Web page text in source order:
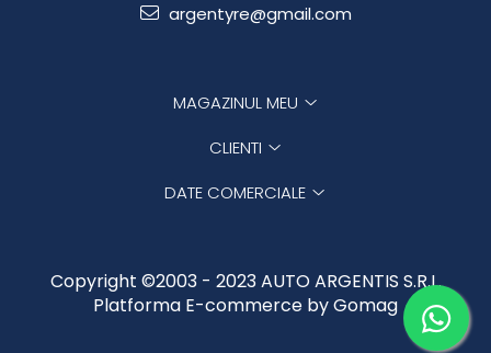
argentyre@gmail.com
MAGAZINUL MEU
CLIENTI
DATE COMERCIALE
Copyright ©2003 - 2023 AUTO ARGENTIS S.R.L.
Platforma E-commerce by Gomag